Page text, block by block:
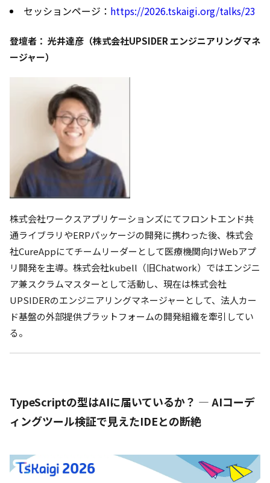
セッションページ： https://2026.tskaigi.org/talks/23
登壇者： 光井達彦（株式会社UPSIDER エンジニアリングマネ
ージャー）
株式会社ワークスアプリケーションズにてフロントエンド共
通ライブラリやERPパッケージの開発に携わった後、株式会
社CureAppにてチームリーダーとして医療機関向けWebアプ
リ開発を主導。株式会社kubell（旧Chatwork）ではエンジニ
ア兼スクラムマスターとして活動し、現在は株式会社
UPSIDERのエンジニアリングマネージャーとして、法人カー
ド基盤の外部提供プラットフォームの開発組織を牽引してい
る。
TypeScriptの型はAIに届いているか？ ― AIコーデ
ィングツール検証で見えたIDEとの断絶